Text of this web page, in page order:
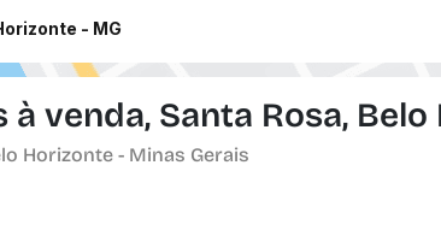
- MG
venda, Santa Rosa, Belo
Horizonte - Minas Gerais